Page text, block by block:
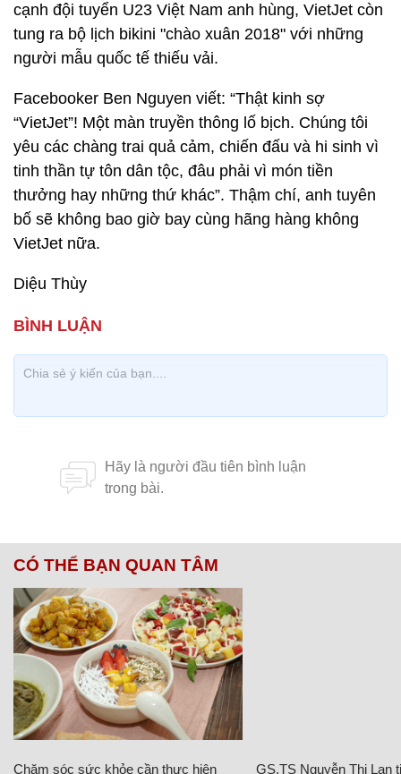
cạnh đội tuyển U23 Việt Nam anh hùng, VietJet còn
tung ra bộ lịch bikini "chào xuân 2018" với những
người mẫu quốc tế thiếu vải.
Facebooker Ben Nguyen viết: “Thật kinh sợ
“VietJet”! Một màn truyền thông lố bịch. Chúng tôi
yêu các chàng trai quả cảm, chiến đấu và hi sinh vì
tinh thần tự tôn dân tộc, đâu phải vì món tiền
thưởng hay những thứ khác”. Thậm chí, anh tuyên
bố sẽ không bao giờ bay cùng hãng hàng không
VietJet nữa.
Diệu Thùy
CÓ THỂ BẠN QUAN TÂM
Chăm sóc sức khỏe cần thực hiện GS.TS Nguyễn Thị Lan